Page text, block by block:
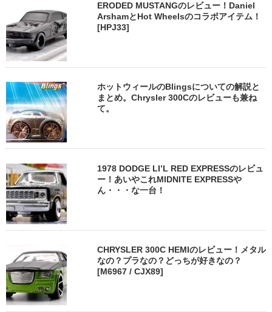
ERODED MUSTANGのレビュー！Daniel
ArshamとHot Wheelsのコラボアイテム！
[HPJ33]
ホットウィールのBlingsについての解説と
まとめ。Chrysler 300Cのレビューも兼ね
て。
1978 DODGE LI’L RED EXPRESSのレビュ
ー！あいやこれMIDNITE EXPRESSや
ん・・・な一台！
CHRYSLER 300C HEMIのレビュー！メタル
なの？プラなの？どっちが好きなの？
[M6967 / CJX89]